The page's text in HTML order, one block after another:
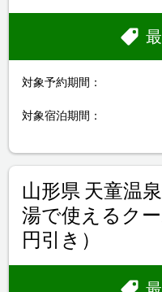
対象予約期間：
対象宿泊期間：
山形県 天童温
湯で使えるク
円引き）